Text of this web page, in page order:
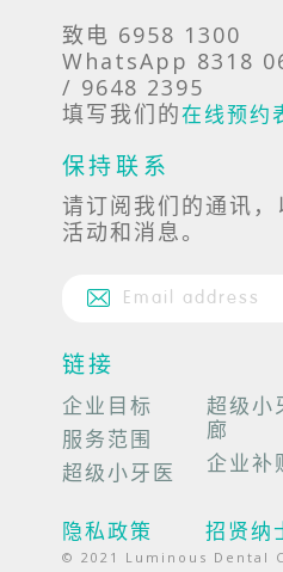
致电 6958 1300
WhatsApp 8318
/ 9648 2395
填写我们的在线预约
保持联系
请订阅我们的通讯
活动和消息。
链接
企业目标
服务范围
超级小牙医
超级小
廊
企业补
隐私政策 招贤纳
© 2021 Luminous Dental